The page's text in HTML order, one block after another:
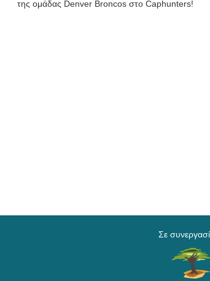
της ομάδας Denver Broncos στο Caphunters!
Σε